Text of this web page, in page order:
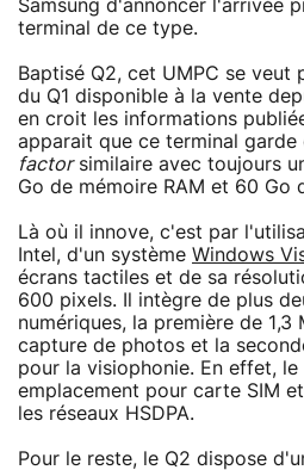
Samsung d'annoncer l'arrivée
terminal de ce type.
Baptisé Q2, cet UMPC se veut
du Q1 disponible à la vente
en croit les informations
apparait que ce terminal garde
factorsimilaire avec toujours
Go de mémoire RAM et 60 Go
Là où il innove, c'est par
Intel, d'un système Windows
écrans tactiles et de sa
600 pixels. Il intègre de plus
numériques, la première de 1,3
capture de photos et la
pour la visiophonie. En effet, le
emplacement pour carte SIM
les réseaux HSDPA.
Pour le reste, le Q2 dispose